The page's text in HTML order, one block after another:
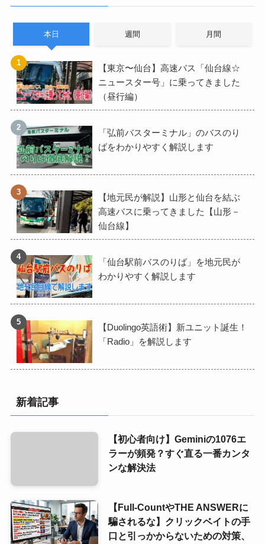
本日 週間 月間
【東京〜仙台】高速バス「仙台線☆
ニュースター号」に乗ってきました
（昼行編）
「弘前バスターミナル」のバスのり
ばをわかりやすく解説します
【地元民が解説】山形と仙台を結ぶ
高速バスに乗ってきました【山形－
仙台線】
「仙台駅前バスのりば」を地元民が
わかりやすく解説します
【Duolingo英語術】新ユニット誕生！
「Radio」を解説します
新着記事
【初心者向け】Geminiの1076エ
ラーが頻発？すぐ直る一番カンタ
ンな解決法
【Full-CountやTHE ANSWERに
騙されるな】クリックベイトの手
口と引っかからないための対策、